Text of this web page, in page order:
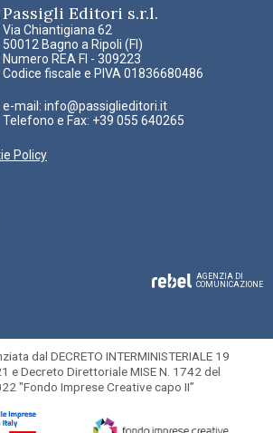
Passigli Editori s.r.l.
Via Chiantigiana 62
50012 Bagno a Ripoli (FI)
Numero REA FI - 309223
Codice fiscale e PIVA 01836680486
e-mail: info@passiglieditori.it
Telefono e Fax: +39 055 640265
Policy
AGENZIA DI
COMUNICAZIONE
dal DECRETO INTERMINISTERIALE 19
e Decreto Direttoriale MISE N. 1742 del
"Fondo Imprese Creative capo II”